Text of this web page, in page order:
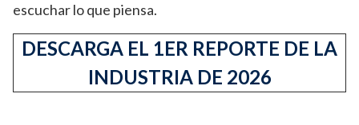
escuchar lo que piensa.
DESCARGA EL 1ER REPORTE DE LA
INDUSTRIA DE 2026